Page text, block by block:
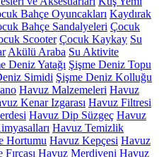
Bahçe Oyuncakları Kaydırak
Bahçe Sandalyeleri Çocuk
Scooter Çocuk Kaykay Su
Akülü Araba Su Aktivite
Deniz Yatağı Şişme Deniz Topu
Simidi Şişme Deniz Kolluğu
Havuz Malzemeleri Havuz
Kenar Izgarası Havuz Filtresi
Havuz Dip Süzgeç Havuz
Havuz Temizlik
Hortumu Havuz Kepçesi Havuz
Havuz Merdiveni Havuz